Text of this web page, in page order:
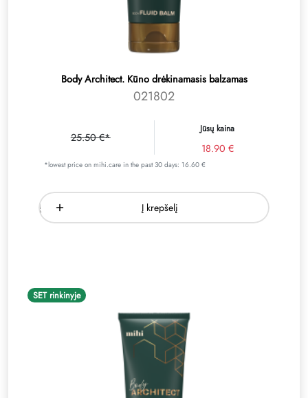
Body Architect. Kūno drėkinamasis balzamas
021802
25.50 €*
Jūsų kaina
18.90 €
*lowest price on mihi.care in the past 30 days: 16.60 €
Į krepšelį
SET rinkinyje